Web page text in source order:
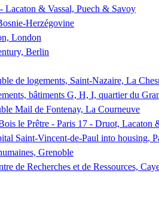
Lacaton & Vassal, Puech & Savoy
Herzégovine
London
Berlin
de logements, Saint-Nazaire, La
bâtiments G, H, I, quartier du
Mail de Fontenay, La Courneuve
le Prêtre - Paris 17 - Druot, Lacaton
Saint-Vincent-de-Paul into housing,
Grenoble
de Recherches et de Ressources,